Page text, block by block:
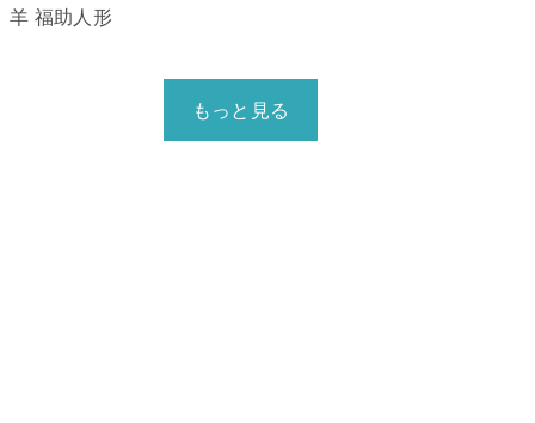
羊 福助人形
もっと見る